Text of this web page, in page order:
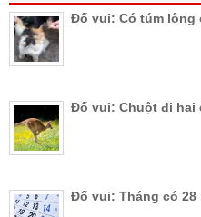
Đố vui: Có túm lông
Đố vui: Chuột đi hai
Đố vui: Tháng có 28